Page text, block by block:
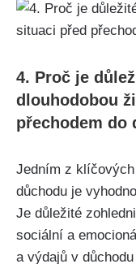
4. Proč je
dlouhodobou
přechodem do
Jedním z
důchodu je
Je důležité
sociální a
a výdajů v